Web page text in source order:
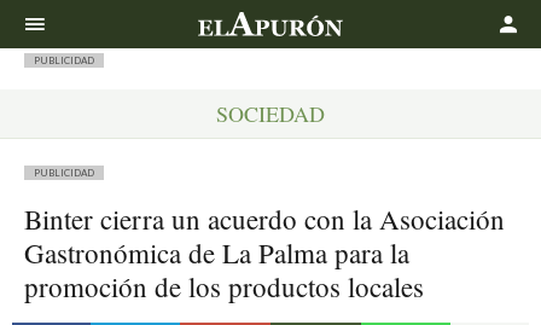
PUBLICIDAD
SOCIEDAD
PUBLICIDAD
Binter cierra un acuerdo con la Asociación
Gastronómica de La Palma para la
promoción de los productos locales